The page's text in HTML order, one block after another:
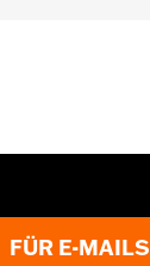
FÜR E-MAILS